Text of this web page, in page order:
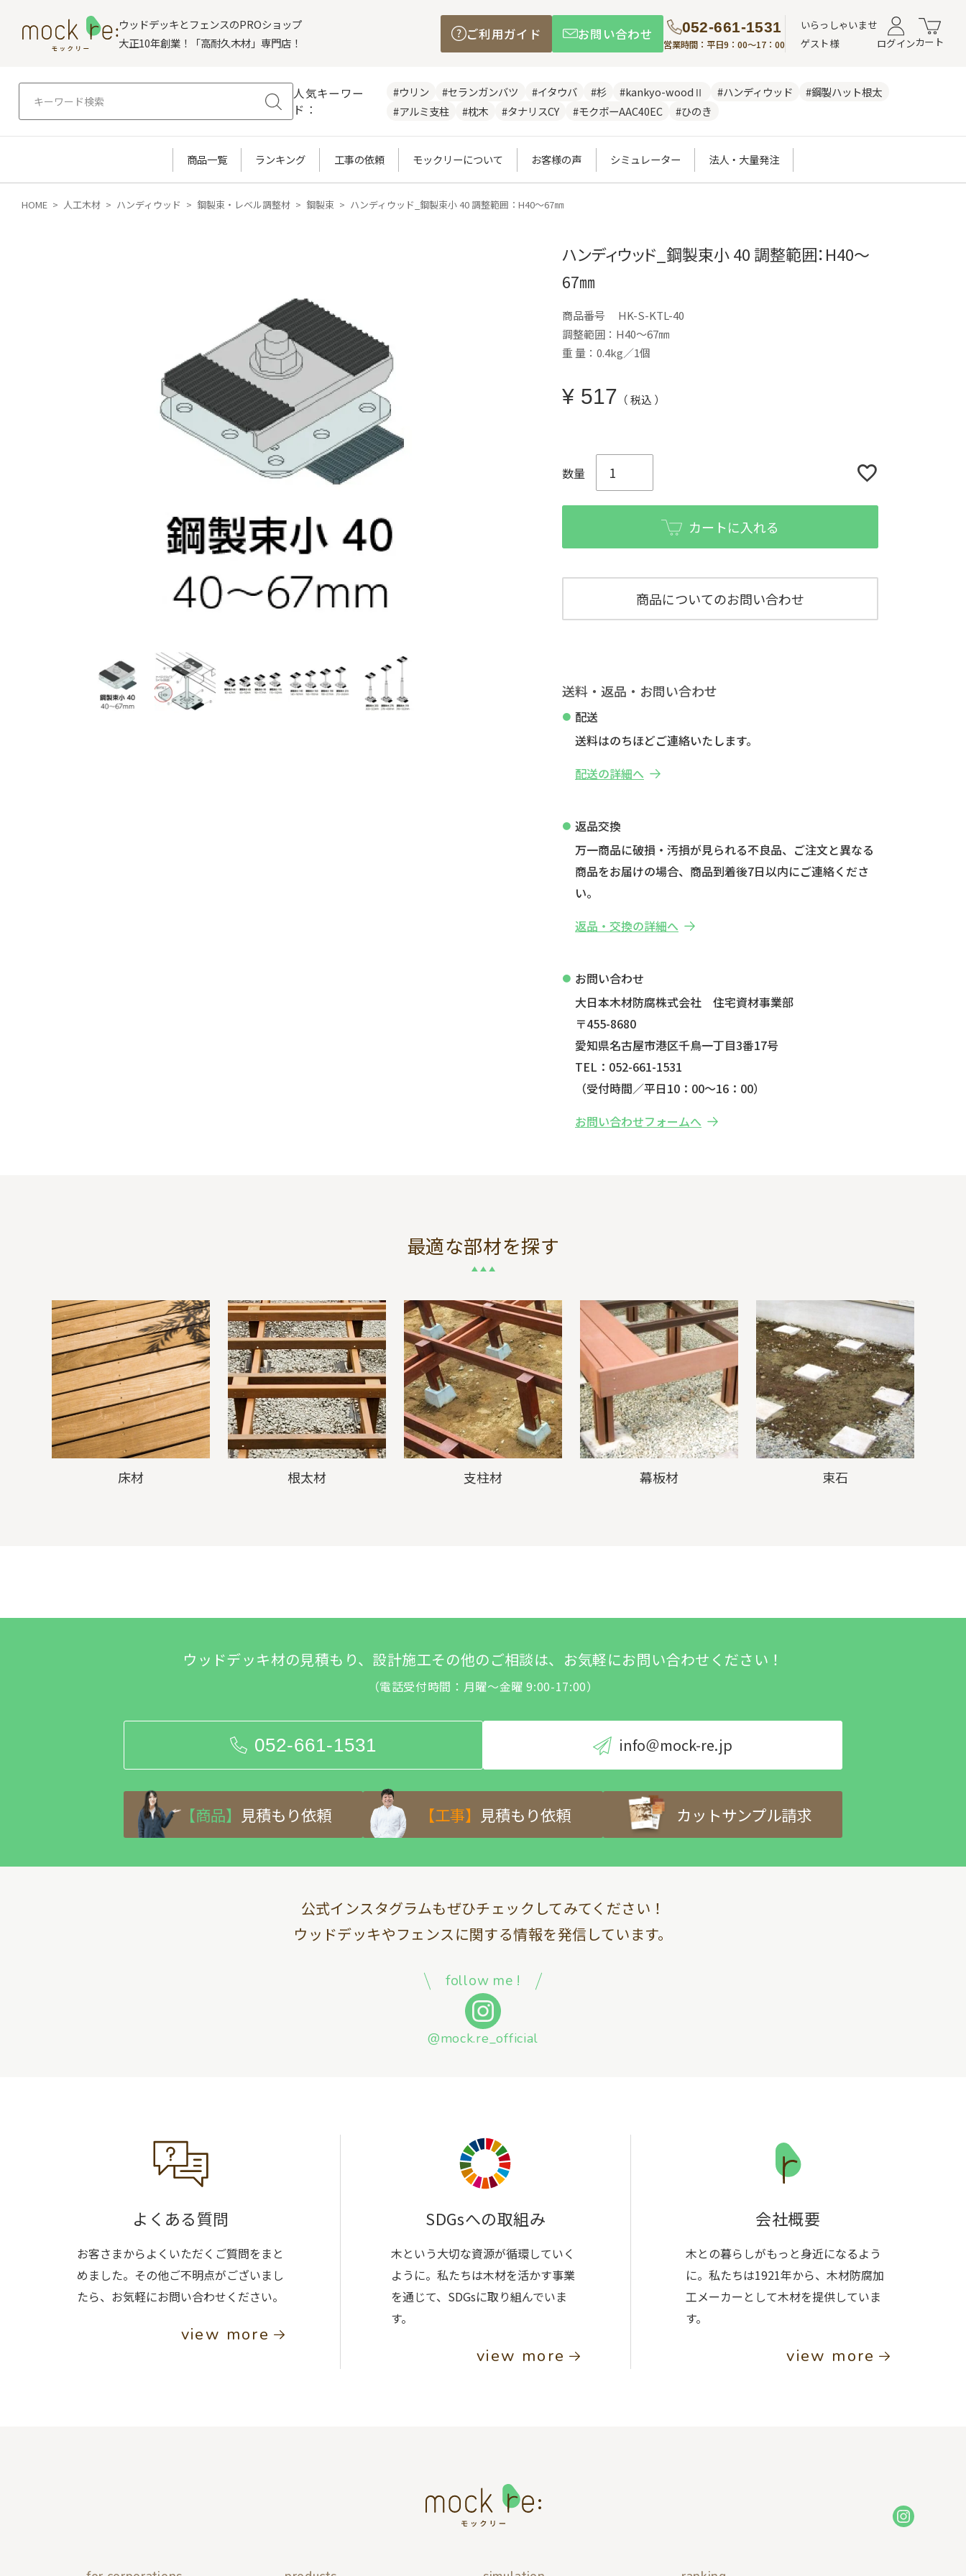
ウッドデッキとフェンスのPROショップ
大正10年創業！「高耐久木材」専門店！
ご利用ガイド お問い合わせ 052-661-1531
営業時間：平日9：00～17：00
いらっしゃいませ
ゲスト様
ログインカート
人気キーワー
ド：
#ウリン #セランガンバツ #イタウバ #杉 #kankyo-woodⅡ #ハンディウッド
#鋼製ハット根太
#アルミ支柱
#枕木 #タナリスCY #モクボーAAC40EC #ひのき
商品一覧 ランキング 工事の依頼 モックリーについて お客様の声 シミュレーター 法人・大量発注
HOME 人工木材 ハンディウッド 鋼製束・レベル調整材 鋼製束 ハンディウッド_鋼製束小 40 調整範囲：H40～67㎜
ハンディウッド_鋼製束小 40 調整範囲：H40～
67㎜
商品番号
HK-S-KTL-40
調整範囲：H40～67㎜
重 量：0.4kg／1個
¥ 517 税込
カートに入れる
商品についてのお問い合わせ
送料・返品・お問い合わせ
配送
送料はのちほどご連絡いたします。
配送の詳細へ
返品交換
万一商品に破損・汚損が見られる不良品、ご注文と異なる
商品をお届けの場合、商品到着後7日以内にご連絡くださ
い。
返品・交換の詳細へ
お問い合わせ
大日本木材防腐株式会社 住宅資材事業部
〒455-8680
愛知県名古屋市港区千鳥一丁目3番17号
TEL：052-661-1531
（受付時間／平日10：00～16：00）
お問い合わせフォームへ
最適な部材を探す
床材 根太材 支柱材 幕板材 束石
ウッドデッキ材の見積もり、設計施工その他のご相談は、お気軽にお問い合わせください！
（電話受付時間：月曜～金曜 9:00-17:00）
052-661-1531 info＠mock-re.jp
【商品】 見積もり依頼 【工事】 見積もり依頼 カットサンプル請求
公式インスタグラムもぜひチェックしてみてください！
ウッドデッキやフェンスに関する情報を発信しています。
follow me !
@mock.re_official
よくある質問
お客さまからよくいただくご質問をまと
めました。その他ご不明点がございまし
たら、お気軽にお問い合わせください。
view more
SDGsへの取組み
木という大切な資源が循環していく
ように。私たちは木材を活かす事業
を通じて、SDGsに取り組んでいま
す。
view more
会社概要
木との暮らしがもっと身近になるよう
に。私たちは1921年から、木材防腐加
工メーカーとして木材を提供していま
す。
view more